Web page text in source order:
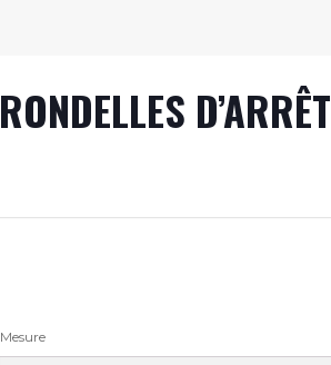
RONDELLES D’ARRÊT
Mesure